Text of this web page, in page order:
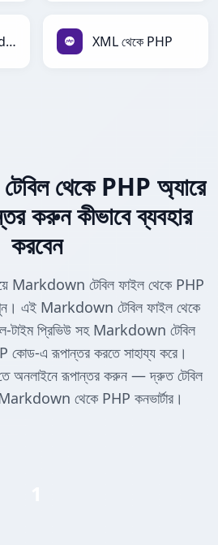
XML থেকে Markdown XML থেকে PHP
থেকে PHP অ্যারে
করুন কীভাবে ব্যবহার
করবেন
Markdown টেবিল ফাইল থেকে PHP
এই Markdown টেবিল ফাইল থেকে
টাইম প্রিভিউ সহ Markdown টেবিল
কোড-এ রূপান্তর করতে সাহায্য করে।
রূপান্তর করুন — দ্রুত টেবিল
Markdown থেকে PHP কনভার্টার।